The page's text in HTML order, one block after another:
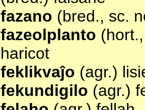
fazano (bred., sc.
fazeolplanto
haricot
feklikvaĵo (agr.)
fekundigilo (agr.)